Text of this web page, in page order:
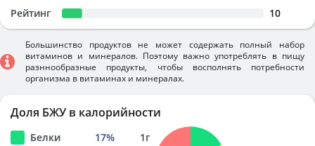
Рейтинг 10
Большинство продуктов не может содержать полный набор
витаминов и минералов. Поэтому важно употреблять в пищу
разннообразные продукты, чтобы восполнять потребности
организма в витаминах и минералах.
Доля БЖУ в калорийности
Белки 17% 1г